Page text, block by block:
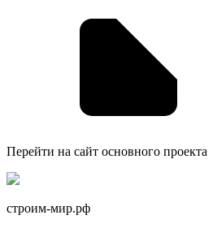
Перейти на сайт основного проекта
строим-мир.рф